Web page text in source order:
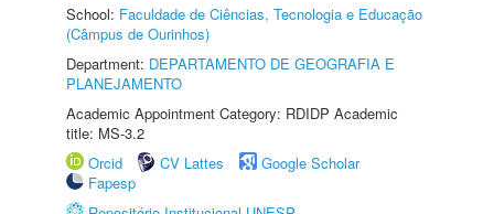
School: Faculdade de Ciências, Tecnologia e Educação
(Câmpus de Ourinhos)
Department: DEPARTAMENTO DE GEOGRAFIA E
PLANEJAMENTO
Academic Appointment Category: RDIDP Academic
title: MS-3.2
Orcid
CV Lattes
Google Scholar
Fapesp